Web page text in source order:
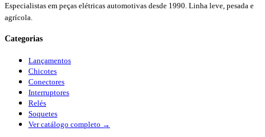
Especialistas em peças elétricas automotivas desde 1990. Linha leve, pesada e
agrícola.
Categorias
Lançamentos
Chicotes
Conectores
Interruptores
Relés
Soquetes
Ver catálogo completo →